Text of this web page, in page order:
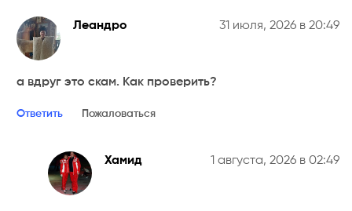
Леандро 31 июля, 2026 в 20:49
а вдруг это скам. Как проверить?
Ответить Пожаловаться
Хамид 1 августа, 2026 в 02:49